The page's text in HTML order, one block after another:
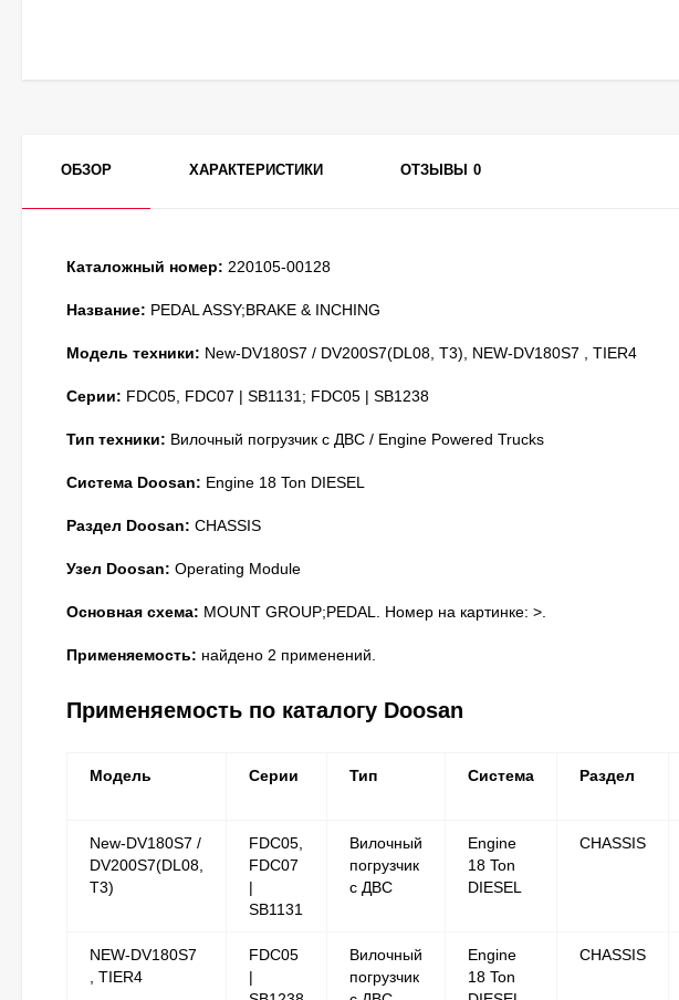
ОБЗОР ХАРАКТЕРИСТИКИ ОТЗЫВЫ 0
Каталожный номер: 220105-00128
Название: PEDAL ASSY;BRAKE & INCHING
Модель техники: New-DV180S7 / DV200S7(DL08, T3), NEW-DV180S7 , TIER4
Серии: FDC05, FDC07 | SB1131; FDC05 | SB1238
Тип техники: Вилочный погрузчик с ДВС / Engine Powered Trucks
Система Doosan: Engine 18 Ton DIESEL
Раздел Doosan: CHASSIS
Узел Doosan: Operating Module
Основная схема: MOUNT GROUP;PEDAL. Номер на картинке: >.
Применяемость: найдено 2 применений.
Применяемость по каталогу Doosan
Модель Серии Тип Система Раздел
New-DV180S7 /
DV200S7(DL08,
T3)
FDC05,
FDC07
|
SB1131
Вилочный
погрузчик
с ДВС
Engine
18 Ton
DIESEL
CHASSIS
NEW-DV180S7
, TIER4
FDC05
|
Вилочный
погрузчик
Engine
18 Ton
CHASSIS